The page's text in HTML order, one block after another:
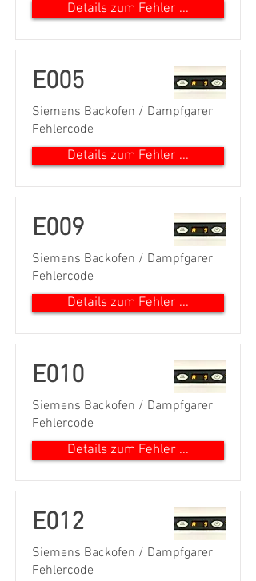
Details zum Fehler ...
E005
Siemens Backofen / Dampfgarer
Fehlercode
Details zum Fehler ...
E009
Siemens Backofen / Dampfgarer
Fehlercode
Details zum Fehler ...
E010
Siemens Backofen / Dampfgarer
Fehlercode
Details zum Fehler ...
E012
Siemens Backofen / Dampfgarer
Fehlercode